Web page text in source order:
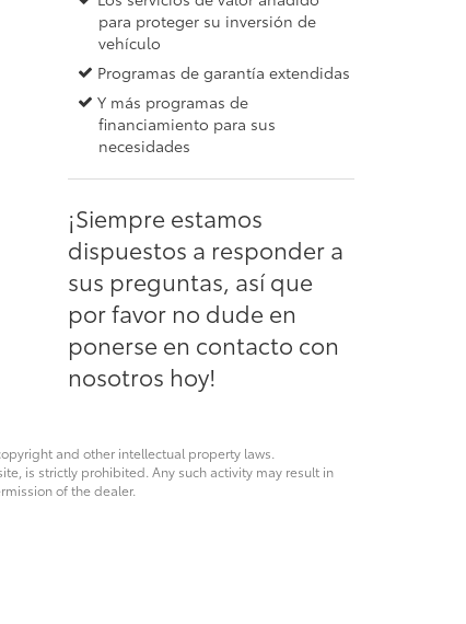
para proteger su inversión de
vehículo
Programas de garantía extendidas
Y más programas de
financiamiento para sus
necesidades
¡Siempre estamos
dispuestos a responder a
sus preguntas, así que
por favor no dude en
ponerse en contacto con
nosotros hoy!
and other intellectual property laws.
is strictly prohibited. Any such activity may result in
of the dealer.